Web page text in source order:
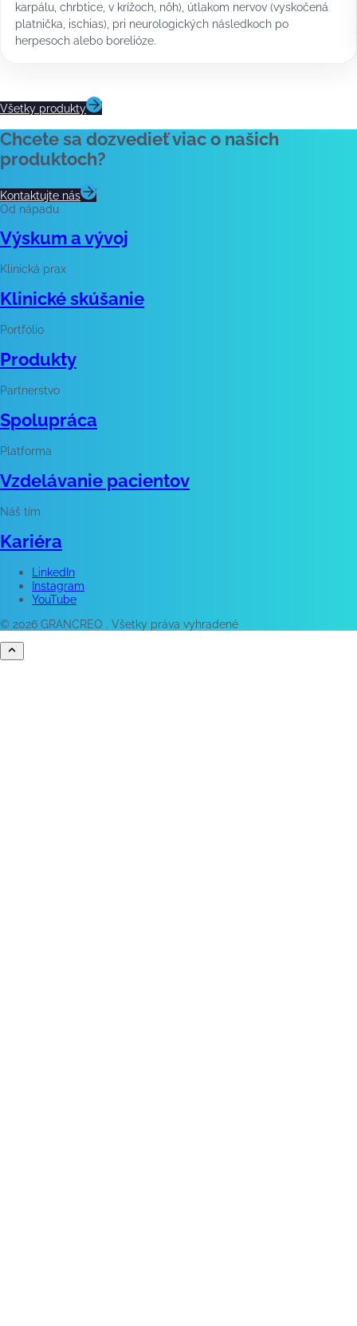
karpálu, chrbtice, v krížoch, nôh), útlakom nervov (vyskočená
platnička, ischias), pri neurologických následkoch po
herpesoch alebo borelióze.
Všetky produkty
Chcete sa dozvedieť viac o našich
produktoch?
Kontaktujte nás
Od nápadu
Výskum a vývoj
Klinická prax
Klinické skúšanie
Portfólio
Produkty
Partnerstvo
Spolupráca
Platforma
Vzdelávanie pacientov
Náš tím
Kariéra
LinkedIn
Instagram
YouTube
© 2026 GRANCREO . Všetky práva vyhradené